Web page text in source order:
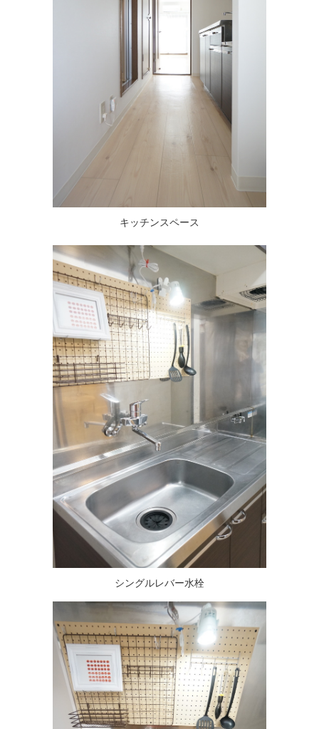
キッチンスペース
シングルレバー水栓